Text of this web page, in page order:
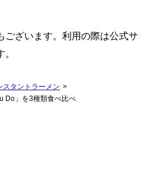
ございます。利用の際は公式サ
スタントラーメン >
Do」を3種類食べ比べ